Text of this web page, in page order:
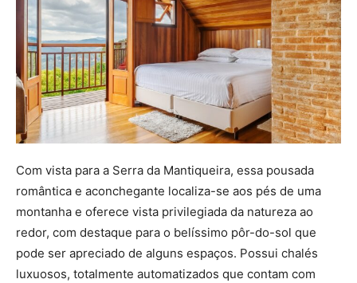
Com vista para a Serra da Mantiqueira, essa pousada
romântica e aconchegante localiza-se aos pés de uma
montanha e oferece vista privilegiada da natureza ao
redor, com destaque para o belíssimo pôr-do-sol que
pode ser apreciado de alguns espaços. Possui chalés
luxuosos, totalmente automatizados que contam com